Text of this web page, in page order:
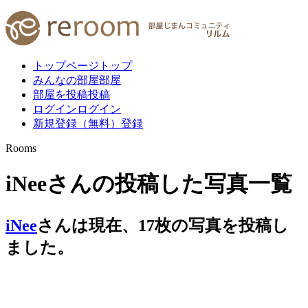
トップページ トップ
みんなの部屋部屋
部屋を投稿投稿
ログイン ログイン
新規登録（無料） 登録
Rooms
iNeeさんの投稿した写真一覧
iNeeさんは現在、 17枚の写真を投稿し
ました。